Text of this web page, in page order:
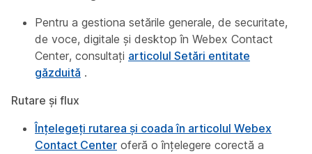
Pentru a gestiona setările generale, de securitate,
de voce, digitale și desktop în Webex Contact
Center, consultați articolul Setări entitate
găzduită .
Rutare și flux
Înțelegeți rutarea și coada în articolul Webex
Contact Center oferă o înțelegere corectă a